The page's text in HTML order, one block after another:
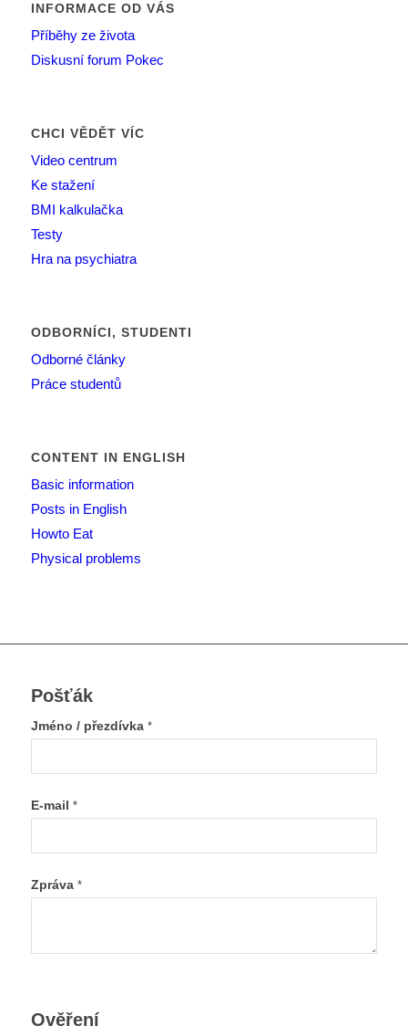
INFORMACE OD VÁS
Příběhy ze života
Diskusní forum Pokec
CHCI VĚDĚT VÍC
Video centrum
Ke stažení
BMI kalkulačka
Testy
Hra na psychiatra
ODBORNÍCI, STUDENTI
Odborné články
Práce studentů
CONTENT IN ENGLISH
Basic information
Posts in English
Howto Eat
Physical problems
Pošťák
Jméno / přezdívka *
E-mail *
Zpráva *
Ověření